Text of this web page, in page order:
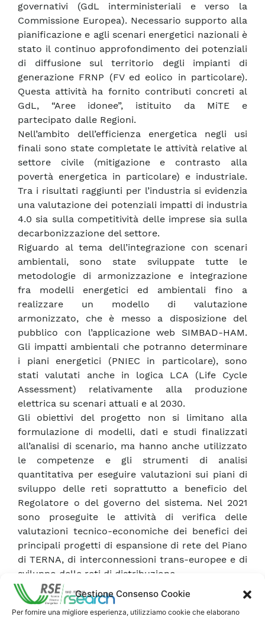
Gestione Consenso Cookie
Per fornire una migliore esperienza, utilizziamo cookie che elaborano
governativi (GdL interministeriali e verso la
Commissione Europea). Necessario supporto alla
pianificazione e agli scenari energetici nazionali è
stato il continuo approfondimento dei potenziali
di diffusione sul territorio degli impianti di
generazione FRNP (FV ed eolico in particolare).
Questa attività ha fornito contributi concreti al
GdL, “Aree idonee”, istituito da MiTE e
partecipato dalle Regioni.
Nell’ambito dell’efficienza energetica negli usi
finali sono state completate le attività relative al
settore civile (mitigazione e contrasto alla
povertà energetica in particolare) e industriale.
Tra i risultati raggiunti per l’industria si evidenzia
una valutazione dei potenziali impatti di industria
4.0 sia sulla competitività delle imprese sia sulla
decarbonizzazione del settore.
Riguardo al tema dell’integrazione con scenari
ambientali, sono state sviluppate tutte le
metodologie di armonizzazione e integrazione
fra modelli energetici ed ambientali fino a
realizzare un modello di valutazione
armonizzato, che è messo a disposizione del
pubblico con l’applicazione web SIMBAD-HAM.
Gli impatti ambientali che potranno determinare
i piani energetici (PNIEC in particolare), sono
stati valutati anche in logica LCA (Life Cycle
Assessment) relativamente alla produzione
elettrica su scenari attuali e al 2030.
Gli obiettivi del progetto non si limitano alla
formulazione di modelli, dati e studi finalizzati
all’analisi di scenario, ma hanno anche utilizzato
le competenze e gli strumenti di analisi
quantitativa per eseguire valutazioni sui piani di
sviluppo delle reti soprattutto a beneficio del
Regolatore o del governo del sistema. Nel 2021
sono proseguite le attività di verifica delle
valutazioni tecnico-economiche dei benefici dei
principali progetti di espansione di rete del Piano
di TERNA, di interconnessioni trans-europee e di
sviluppo delle reti di distribuzione.
Altro tema del progetto è lo sviluppo e lo studio
dei mercati elettrici. Una delle principali novità
analizzate nel 2021 è l’introduzione tra del